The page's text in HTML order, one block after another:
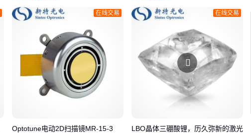
在线交易
Optotune电动2D扫描镜MR-15-3
在线交易
LBO晶体三硼酸锂，历久弥新的激光